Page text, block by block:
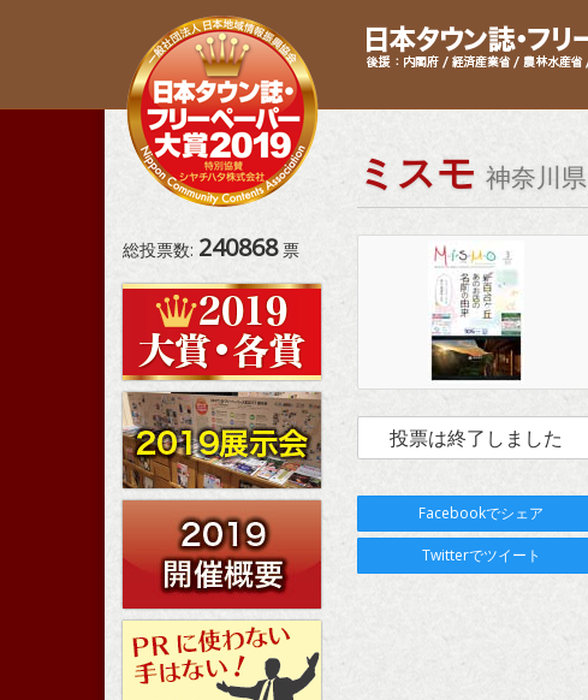
ミスモ 神奈川県
投票は終了しました
Facebookでシェア
Twitterでツイート
総投票数: 240868票